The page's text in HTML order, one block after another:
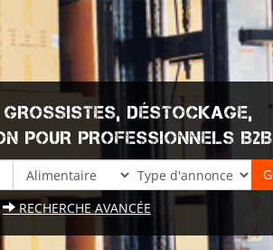
DÉSTOCKAGE,
POUR PROFESSIONNELS B2B
RECHERCHE AVANCÉE